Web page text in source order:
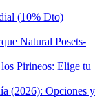
(10% Dto)
Natural Posets-
Pirineos: Elige tu
(2026): Opciones y